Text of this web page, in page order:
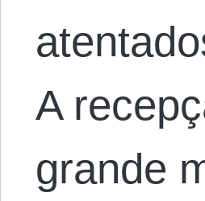
A
grande